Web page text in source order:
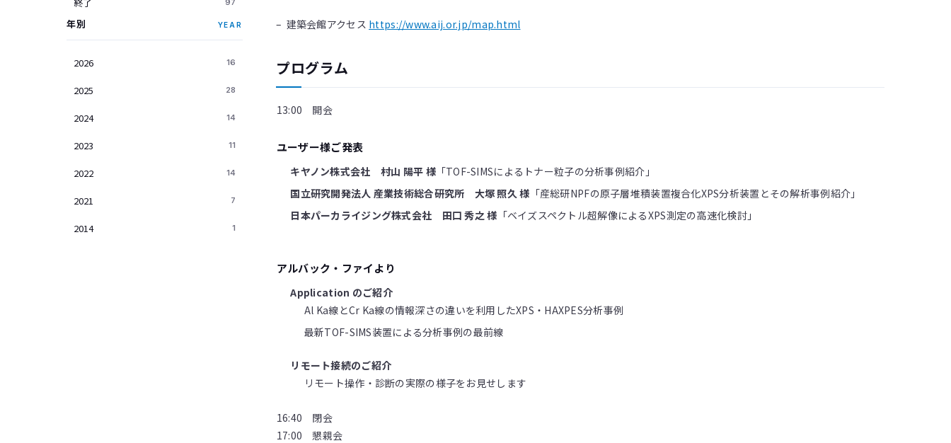
97
年別 YEAR
2026 16
2025 28
2024 14
2023 11
2022 14
2021 7
2014 1
– 建築会館アクセス https://www.aij.or.jp/map.html
プログラム
13:00 開会
ユーザー様ご発表
キヤノン株式会社 村山 陽平 様「TOF-SIMSによるトナー粒子の分析事例紹介」
国立研究開発法人 産業技術総合研究所 大塚 照久 様 「産総研NPFの原子層堆積装置複合化XPS分析装置とその解析事例紹介」
日本パーカライジング株式会社 田口 秀之 様 「ベイズスペクトル超解像によるXPS測定の高速化検討」
アルバック・ファイより
Application のご紹介
Al Ka線とCr Ka線の情報深さの違いを利用したXPS・HAXPES分析事例
最新TOF-SIMS装置による分析事例の最前線
リモート接続のご紹介
リモート操作・診断の実際の様子をお見せします
16:40 閉会
17:00 懇親会